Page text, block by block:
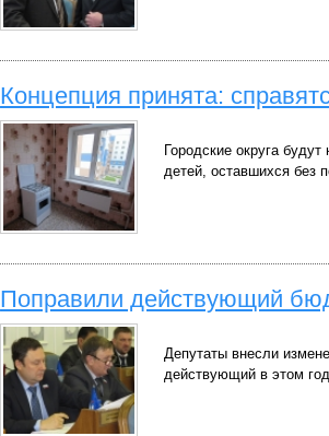
Концепция принята:
Городские округа
детей, оставшихся без
Поправили действующий
Депутаты внесли
действующий в этом